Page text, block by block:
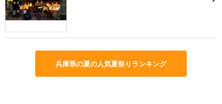
兵庫県の夏の人気夏祭りランキング